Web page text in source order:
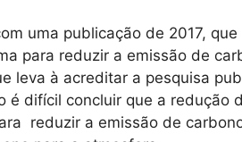
uma publicação de 2017,
para reduzir a emissão de
leva à acreditar a pesquisa
é difícil concluir que a redução
reduzir a emissão de